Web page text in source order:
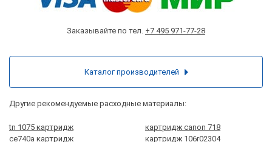
Заказывайте по тел. +7 495 971-77-28
Другие рекомендуемые расходные материалы:
tn 1075 картридж
картридж canon 718
ce740a картридж
картридж 106r02304